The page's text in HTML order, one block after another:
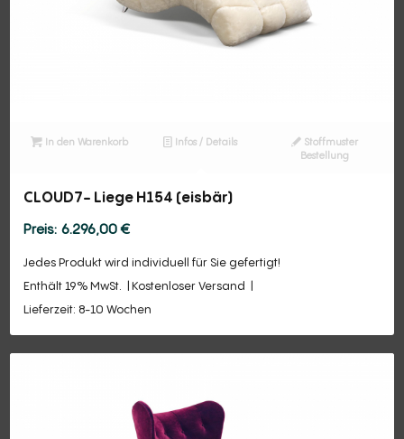
In den Warenkorb Infos / Details
Stoffmuster
Bestellung
CLOUD7- Liege H154 (eisbär)
6.296,00€
Jedes Produkt wird individuell für Sie gefertigt!
Enthält 19% MwSt.
Kostenloser Versand
Lieferzeit: 8-10 Wochen